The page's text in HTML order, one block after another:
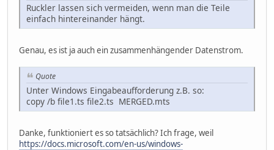
Ruckler lassen sich vermeiden, wenn man die Teile
einfach hintereinander hängt.
Genau, es ist ja auch ein zusammenhängender Datenstrom.
Quote
Unter Windows Eingabeaufforderung z.B. so:
copy /b file1.ts file2.ts MERGED.mts
Danke, funktioniert es so tatsächlich? Ich frage, weil
https://docs.microsoft.com/en-us/windows-